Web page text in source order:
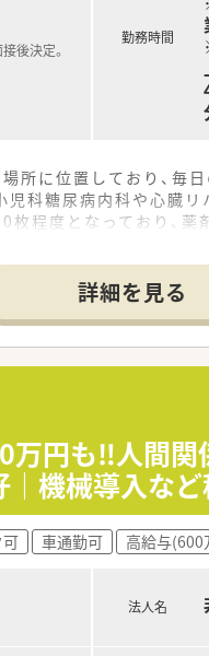
後決定。
勤務時間
に位置しており、毎
科糖尿病内科や心臓
程度となっており、薬
多様な店舗展開を行っ
剤師であり、現在も調
詳細を見る
万円も‼人間
機械導入な
車通勤可 高給与(600
法人名